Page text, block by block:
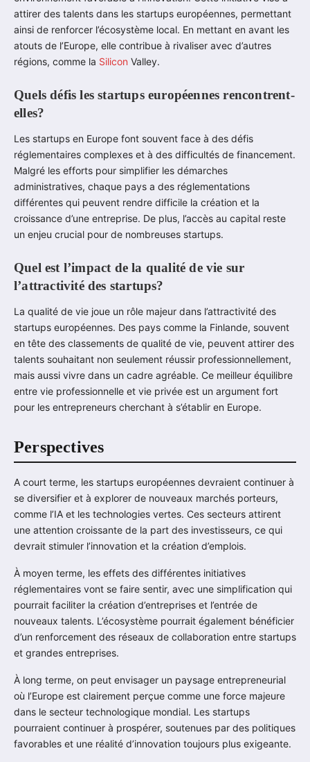
attirer des talents dans les startups européennes, permettant
ainsi de renforcer l’écosystème local. En mettant en avant les
atouts de l’Europe, elle contribue à rivaliser avec d’autres
régions, comme la Silicon Valley.
Quels défis les startups européennes rencontrent-
elles?
Les startups en Europe font souvent face à des défis
réglementaires complexes et à des difficultés de financement.
Malgré les efforts pour simplifier les démarches
administratives, chaque pays a des réglementations
différentes qui peuvent rendre difficile la création et la
croissance d’une entreprise. De plus, l’accès au capital reste
un enjeu crucial pour de nombreuses startups.
Quel est l’impact de la qualité de vie sur
l’attractivité des startups?
La qualité de vie joue un rôle majeur dans l’attractivité des
startups européennes. Des pays comme la Finlande, souvent
en tête des classements de qualité de vie, peuvent attirer des
talents souhaitant non seulement réussir professionnellement,
mais aussi vivre dans un cadre agréable. Ce meilleur équilibre
entre vie professionnelle et vie privée est un argument fort
pour les entrepreneurs cherchant à s’établir en Europe.
Perspectives
A court terme, les startups européennes devraient continuer à
se diversifier et à explorer de nouveaux marchés porteurs,
comme l’IA et les technologies vertes. Ces secteurs attirent
une attention croissante de la part des investisseurs, ce qui
devrait stimuler l’innovation et la création d’emplois.
À moyen terme, les effets des différentes initiatives
réglementaires vont se faire sentir, avec une simplification qui
pourrait faciliter la création d’entreprises et l’entrée de
nouveaux talents. L’écosystème pourrait également bénéficier
d’un renforcement des réseaux de collaboration entre startups
et grandes entreprises.
À long terme, on peut envisager un paysage entrepreneurial
où l’Europe est clairement perçue comme une force majeure
dans le secteur technologique mondial. Les startups
pourraient continuer à prospérer, soutenues par des politiques
favorables et une réalité d’innovation toujours plus exigeante.